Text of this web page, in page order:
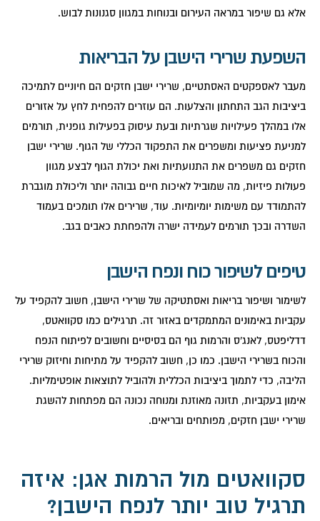
אלא גם שיפור במראה העירום ובנוחות במגוון סגנונות לבוש.
השפעת שרירי הישבן על הבריאות
מעבר לאספקטים האסתטיים, שרירי ישבן חזקים הם חיוניים לתמיכה
ביציבות הגב התחתון והצלעות. הם עוזרים להפחית לחץ על אזורים
אלו במהלך פעילויות שגרתיות ובעת עיסוק בפעילות גופנית, תורמים
למניעת פציעות ומשפרים את התפקוד הכללי של הגוף. שרירי ישבן
חזקים גם משפרים את התנועתיות ואת יכולת הגוף לבצע מגוון
פעולות פיזיות, מה שמוביל לאיכות חיים גבוהה יותר וליכולת מוגברת
להתמודד עם משימות יומיומיות. עוד, שרירים אלו תומכים בעמוד
השדרה ובכך תורמים לעמידה ישרה ולהפחתת כאבים בגב.
טיפים לשיפור כוח ונפח הישבן
לשימור ושיפור בריאות ואסתטיקה של שרירי הישבן, חשוב להקפיד על
עקביות באימונים המתמקדים באזור זה. תרגילים כמו סקוואטס,
דדליפטס, לאנג'ס והרמות גוף הם בסיסיים וחשובים לפיתוח הנפח
והכוח בשרירי הישבן. כמו כן, חשוב להקפיד על מתיחות וחיזוק שרירי
הליבה, כדי לתמוך ביציבות הכללית ולהוביל לתוצאות אופטימליות.
אימון בעקביות, תזונה מאוזנת ומנוחה נכונה הם מפתחות להשגת
שרירי ישבן חזקים, מפותחים ובריאים.
סקוואטים מול הרמות אגן: איזה
תרגיל טוב יותר לנפח הישבן?